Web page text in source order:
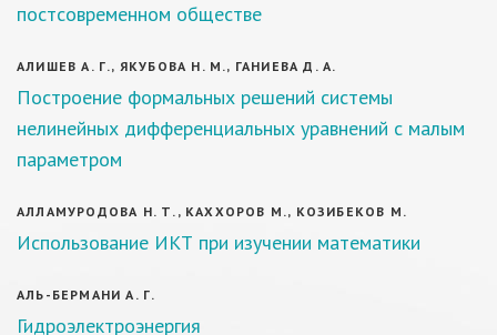
постсовременном обществе
АЛИШЕВ А. Г., ЯКУБОВА Н. М., ГАНИЕВА Д. А.
Построение формальных решений системы
нелинейных дифференциальных уравнений с малым
параметром
АЛЛАМУРОДОВА Н. Т., КАХХОРОВ М., КОЗИБЕКОВ М.
Использование ИКТ при изучении математики
АЛЬ-БЕРМАНИ А. Г.
Гидроэлектроэнергия